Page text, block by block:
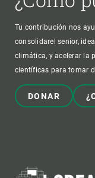
Tu contribución nos
consolidarel senior,
climática, y acelerar la
científicas para tomar
DONAR